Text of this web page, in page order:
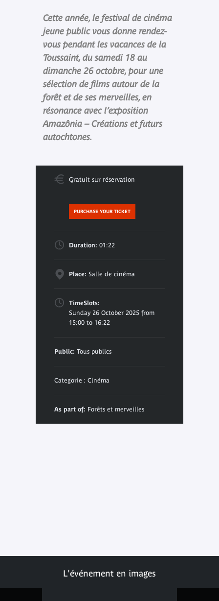
Cette année, le festival de cinéma
jeune public vous donne rendez-
vous pendant les vacances de la
Toussaint, du samedi 18 au
dimanche 26 octobre, pour une
sélection de films autour de la
forêt et de ses merveilles, en
résonance avec l’exposition
Amazônia – Créations et futurs
autochtones.
Gratuit sur réservation
PURCHASE YOUR TICKET
Duration: 01:22
Place: Salle de cinéma
TimeSlots:
Sunday 26 October 2025 from
15:00 to 16:22
Public: Tous publics
Categorie : Cinéma
As part of: Forêts et merveilles
L'événement en images